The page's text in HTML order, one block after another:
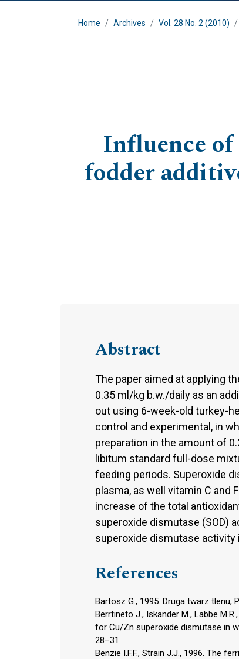
Home Archives Vol. 28 No. 2 (2010)
Influence
fodder
Abstract
The paper aimed at applying
0.35 ml/kg b.w./daily as an
out using 6-week-old turkey-
control and experimental, in
preparation in the amount of
libitum standard full-dose
feeding periods. Superoxide
plasma, as well vitamin C and
increase of the total
superoxide dismutase (SOD)
superoxide dismutase
References
Bartosz G., 1995. Druga twarz tlenu,
Berrtineto J., Iskander M., Labbe
for Cu/Zn superoxide dismutase in
28–31.
Benzie I.F.F., Strain J.J., 1996. The